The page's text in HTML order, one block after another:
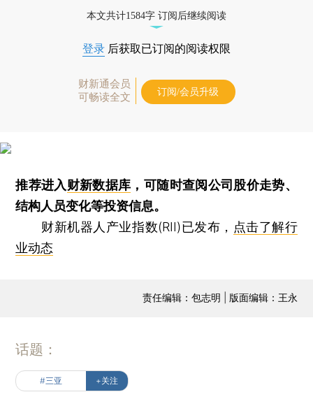
本文共计1584字 订阅后继续阅读
登录 后获取已订阅的阅读权限
财新通会员
可畅读全文
订阅/会员升级
推荐进入财新数据库 ，可随时查阅公司股价走势、
结构人员变化等投资信息。
财新机器人产业指数(RII)已发布， 点击了解行
业动态
责任编辑：包志明 | 版面编辑：王永
话题：
#三亚 +关注